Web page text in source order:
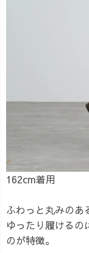
162cm着用
ふわっと丸みのあ
ゆったり履けるの
のが特徴。